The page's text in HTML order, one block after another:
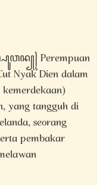
Perempuan
Nyak Dien dalam
yang tangguh di
seorang
pembakar